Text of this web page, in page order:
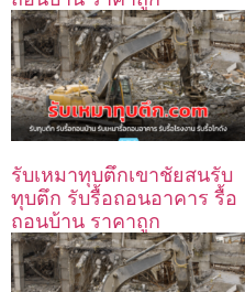
รับเหมาทุบตึกเขาชัยสนรับ
ทุบตึก รับรื้อถอนอาคาร รื้อ
ถอนบ้าน ราคาถูก